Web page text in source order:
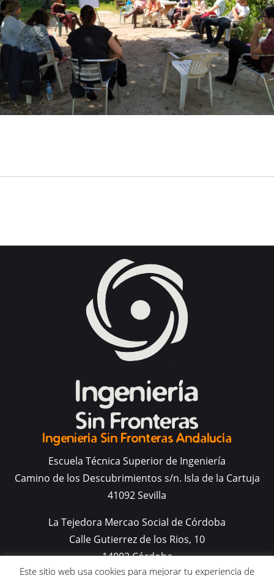
Ingeniería Sin Fronteras Andalucía
Escuela Técnica Superior de Ingeniería
Camino de los Descubrimientos s/n. Isla de la Cartuja
41092 Sevilla
La Tejedora Mercao Social de Córdoba
Calle Gutierrez de los Rios, 10
14002 Córdoba
Este sitio web usa cookies para mejorar tu experiencia de